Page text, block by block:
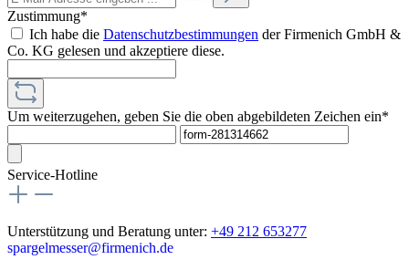
Zustimmung*
Ich habe die Datenschutzbestimmungen der Firmenich GmbH &
Co. KG gelesen und akzeptiere diese.
Um weiterzugehen, geben Sie die oben abgebildeten Zeichen ein*
Service-Hotline
Unterstützung und Beratung unter: +49 212 653277
spargelmesser@firmenich.de